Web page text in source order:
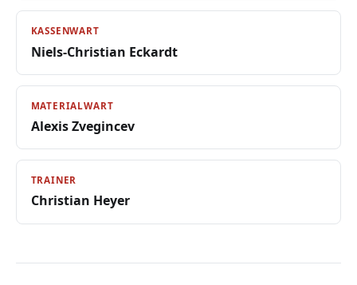
KASSENWART
Niels-Christian Eckardt
MATERIALWART
Alexis Zvegincev
TRAINER
Christian Heyer